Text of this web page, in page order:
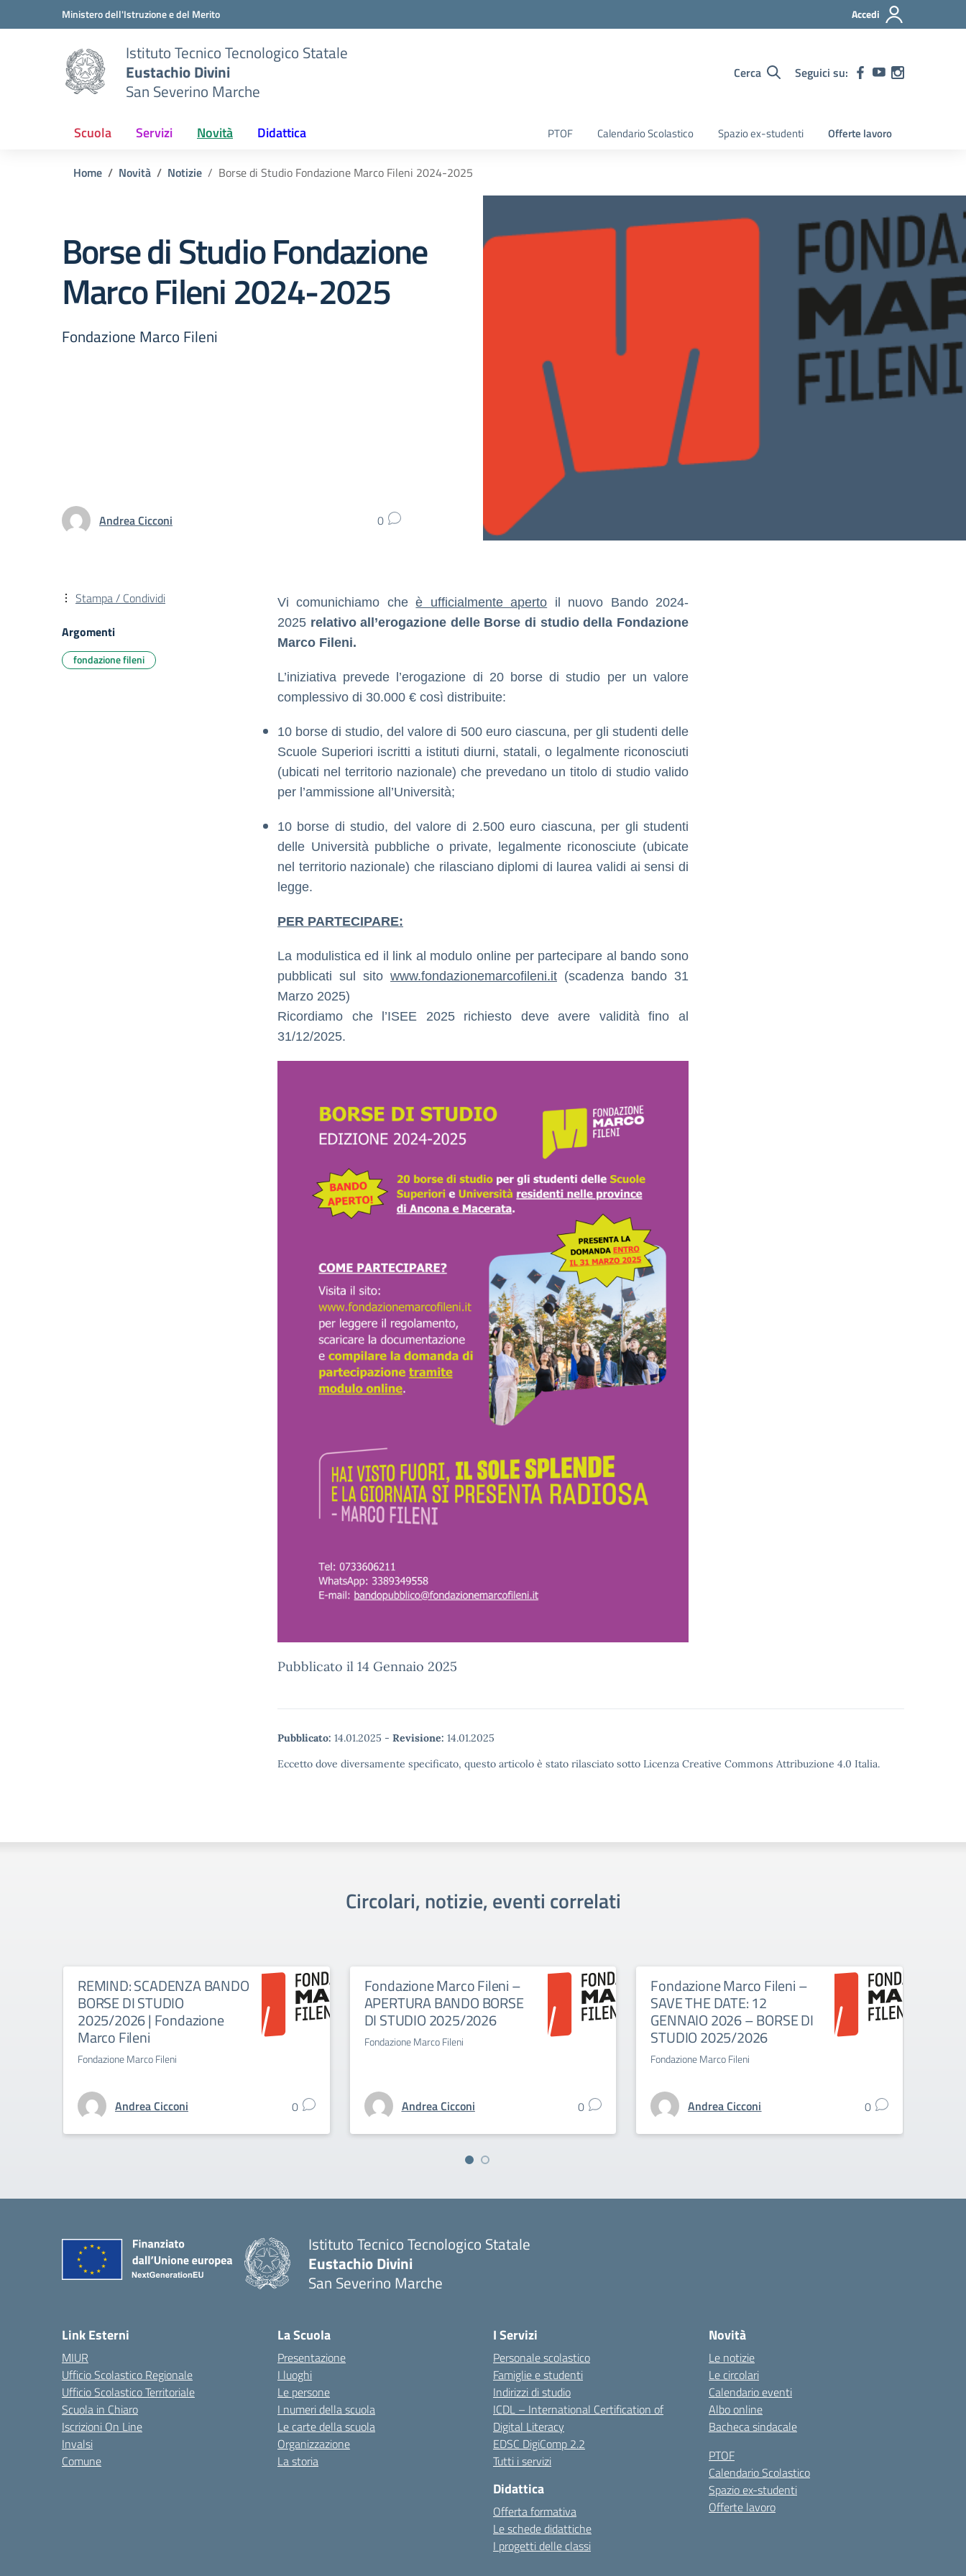
Vai ai contenuti
Vai al menu di navigazioneMinistero dell'Istruzione e del Merito Accedi
Istituto Tecnico Tecnologico Statale
Eustachio Divini
San Severino Marche
Cerca Seguici su:
Scuola Servizi Novità Didattica PTOF Calendario Scolastico Spazio ex-studenti Offerte lavoro
Home Novità Notizie Borse di Studio Fondazione Marco Fileni 2024-2025
Borse di Studio Fondazione
Marco Fileni 2024-2025
Fondazione Marco Fileni
Andrea Cicconi 0
Vi comunichiamo cheè ufficialmente aperto il nuovo Bando 2024-
2025 relativo all’erogazione delle Borse di studio della Fondazione
Marco Fileni.
L’iniziativa prevede l’erogazione di 20 borse di studio per un valore
complessivo di 30.000 € così distribuite:
10 borse di studio, del valore di 500 euro ciascuna, per gli studenti delle
Scuole Superiori iscritti a istituti diurni, statali, o legalmente riconosciuti
(ubicati nel territorio nazionale) che prevedano un titolo di studio valido
per l’ammissione all’Università;
10 borse di studio, del valore di 2.500 euro ciascuna, per gli studenti
delle Università pubbliche o private, legalmente riconosciute (ubicate
nel territorio nazionale) che rilasciano diplomi di laurea validi ai sensi di
legge.
PER PARTECIPARE:
La modulistica ed il link al modulo online per partecipare al bando sono
pubblicati sul sito www.fondazionemarcofileni.it (scadenza bando 31
Marzo 2025)
Ricordiamo che l’ISEE 2025 richiesto deve avere validità fino al
31/12/2025.
Pubblicato il 14 Gennaio 2025
Pubblicato: 14.01.2025 - Revisione: 14.01.2025
Eccetto dove diversamente specificato, questo articolo è stato rilasciato sotto Licenza Creative Commons Attribuzione 4.0 Italia.
Stampa / Condividi
Argomenti
fondazione fileni
Circolari, notizie, eventi correlati
REMIND: SCADENZA BANDO
BORSE DI STUDIO
2025/2026 | Fondazione
Marco Fileni
Fondazione Marco Fileni
Andrea Cicconi 0
Fondazione Marco Fileni –
APERTURA BANDO BORSE
DI STUDIO 2025/2026
Fondazione Marco Fileni
Andrea Cicconi 0
Fondazione Marco Fileni –
SAVE THE DATE: 12
GENNAIO 2026 – BORSE DI
STUDIO 2025/2026
Fondazione Marco Fileni
Andrea Cicconi 0
Istituto Tecnico Tecnologico Statale
Eustachio Divini
San Severino Marche
Link Esterni
MIUR
Ufficio Scolastico Regionale
Ufficio Scolastico Territoriale
Scuola in Chiaro
Iscrizioni On Line
Invalsi
Comune
La Scuola
Presentazione
I luoghi
Le persone
I numeri della scuola
Le carte della scuola
Organizzazione
La storia
I Servizi
Personale scolastico
Famiglie e studenti
Indirizzi di studio
ICDL – International Certification of
Digital Literacy
EDSC DigiComp 2.2
Tutti i servizi
Didattica
Offerta formativa
Le schede didattiche
I progetti delle classi
Novità
Le notizie
Le circolari
Calendario eventi
Albo online
Bacheca sindacale
PTOF
Calendario Scolastico
Spazio ex-studenti
Offerte lavoro